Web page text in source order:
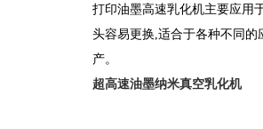
打印油墨高速乳化机主要应用
头容易更换,适合于各种不同的
产。
超高速油墨纳米真空乳化机